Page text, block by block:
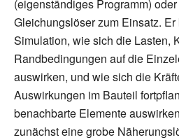
(eigenständiges Programm)
Gleichungslöser zum Einsatz.
Simulation, wie sich die Lasten,
Randbedingungen auf die
auswirken, und wie sich die
Auswirkungen im Bauteil
benachbarte Elemente
zunächst eine grobe